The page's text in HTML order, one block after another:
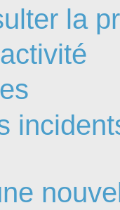
Foire aux
Formations
Formulaire
groupe
groupes
Importation-
la